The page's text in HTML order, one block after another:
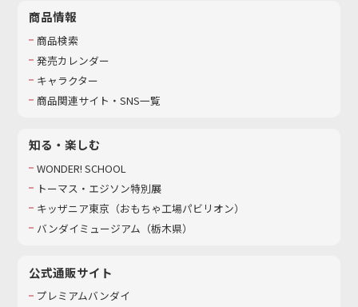
商品情報
商品検索
発売カレンダー
キャラクター
商品関連サイト・SNS一覧
知る・楽しむ
WONDER! SCHOOL
トーマス・エジソン特別展
キッザニア東京（おもちゃ工場パビリオン）​
バンダイミュージアム（栃木県）
公式通販サイト
プレミアムバンダイ